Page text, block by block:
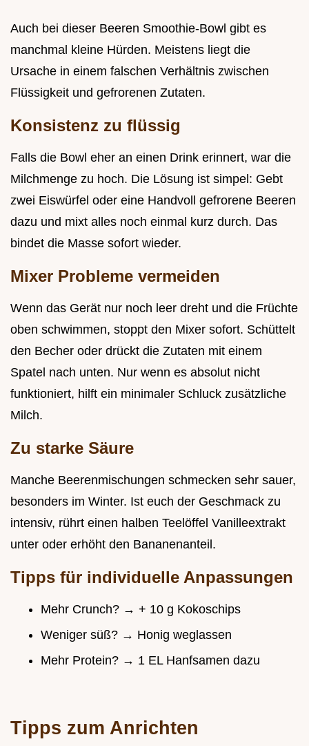
Auch bei dieser Beeren Smoothie-Bowl gibt es
manchmal kleine Hürden. Meistens liegt die
Ursache in einem falschen Verhältnis zwischen
Flüssigkeit und gefrorenen Zutaten.
Konsistenz zu flüssig
Falls die Bowl eher an einen Drink erinnert, war die
Milchmenge zu hoch. Die Lösung ist simpel: Gebt
zwei Eiswürfel oder eine Handvoll gefrorene Beeren
dazu und mixt alles noch einmal kurz durch. Das
bindet die Masse sofort wieder.
Mixer Probleme vermeiden
Wenn das Gerät nur noch leer dreht und die Früchte
oben schwimmen, stoppt den Mixer sofort. Schüttelt
den Becher oder drückt die Zutaten mit einem
Spatel nach unten. Nur wenn es absolut nicht
funktioniert, hilft ein minimaler Schluck zusätzliche
Milch.
Zu starke Säure
Manche Beerenmischungen schmecken sehr sauer,
besonders im Winter. Ist euch der Geschmack zu
intensiv, rührt einen halben Teelöffel Vanilleextrakt
unter oder erhöht den Bananenanteil.
Tipps für individuelle Anpassungen
Mehr Crunch? → + 10 g Kokoschips
Weniger süß? → Honig weglassen
Mehr Protein? → 1 EL Hanfsamen dazu
Tipps zum Anrichten